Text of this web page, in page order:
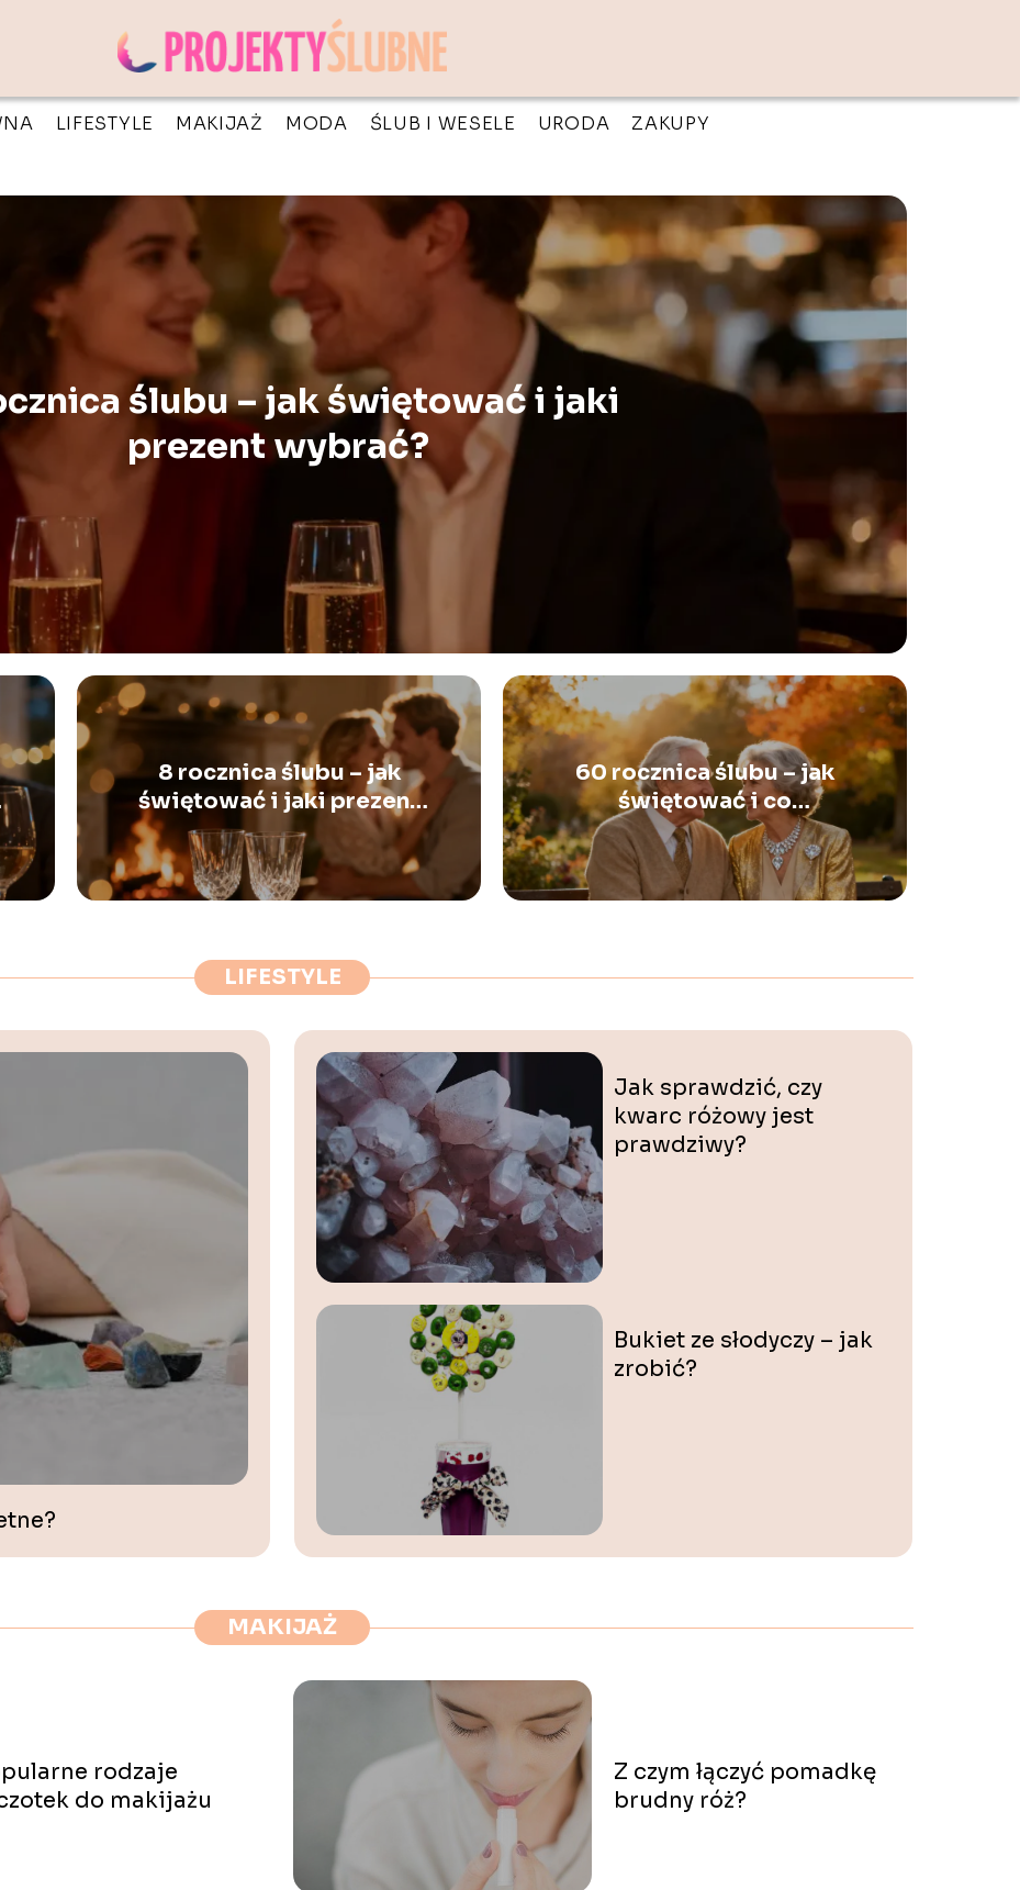
LIFESTYLE MAKIJAŻ MODA ŚLUB I WESELE URODA ZAKUPY
ślubu – jak świętować i jaki
prezent wybrać?
8 rocznica ślubu – jak
świętować i jaki prezent
wybrać?
60 rocznica ślubu – jak
świętować i co
podarować?
LIFESTYLE
Jak sprawdzić, czy
kwarc różowy jest
prawdziwy?
Bukiet ze słodyczy – jak
zrobić?
MAKIJAŻ
rodzaje
do makijażu
Z czym łączyć pomadkę
brudny róż?